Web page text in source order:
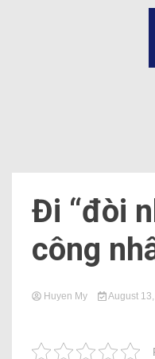
Đi “đòi
công
Huyen My August